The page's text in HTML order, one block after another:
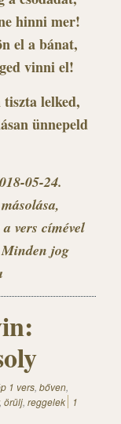
hinni mer!
el a bánat,
vinni el!
lelked,
ünnepeld
05-24.
vers címével
Minden jog
1 vers, bőven,
, örülj, reggelek
1